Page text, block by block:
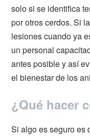
solo si se identifica
por otros cerdos. Si
lesiones cuando ya
un personal
antes posible y así
el bienestar de los
¿Qué hacer
Si algo es seguro es